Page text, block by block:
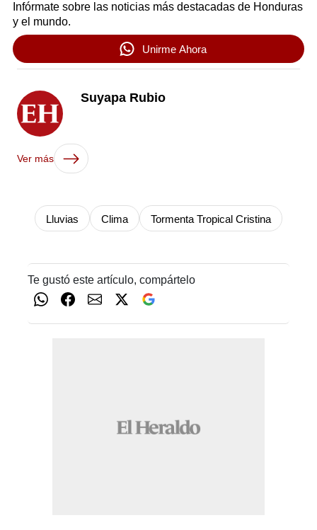
Infórmate sobre las noticias más destacadas de Honduras
y el mundo.
Unirme Ahora
Suyapa Rubio
Ver más
Lluvias Clima Tormenta Tropical Cristina
Te gustó este artículo, compártelo